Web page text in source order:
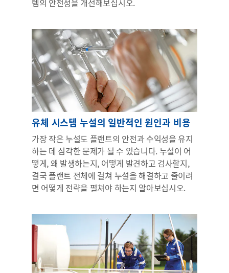
템의 안전성을 개선해보십시오.
유체 시스템 누설의 일반적인 원인과 비용
가장 작은 누설도 플랜트의 안전과 수익성을 유지
하는 데 심각한 문제가 될 수 있습니다. 누설이 어
떻게, 왜 발생하는지, 어떻게 발견하고 검사할지,
결국 플랜트 전체에 걸쳐 누설을 해결하고 줄이려
면 어떻게 전략을 펼쳐야 하는지 알아보십시오.